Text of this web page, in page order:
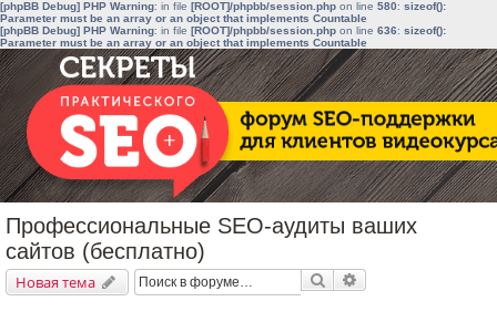
[phpBB Debug] PHP Warning: in file [ROOT]/phpbb/session.php on line 580: sizeof():
Parameter must be an array or an object that implements Countable
[phpBB Debug] PHP Warning: in file [ROOT]/phpbb/session.php on line 636: sizeof():
Parameter must be an array or an object that implements Countable
Профессиональные SEO-аудиты ваших
сайтов (бесплатно)
Новая тема Поиск